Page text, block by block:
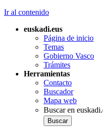
Ir al contenido
euskadi.eus
Página de inicio
Temas
Gobierno Vasco
Trámites
Herramientas
Contacto
Buscador
Mapa web
Buscar en